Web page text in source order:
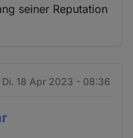
seiner Reputation
Di. 18 Apr 2023 - 08:36